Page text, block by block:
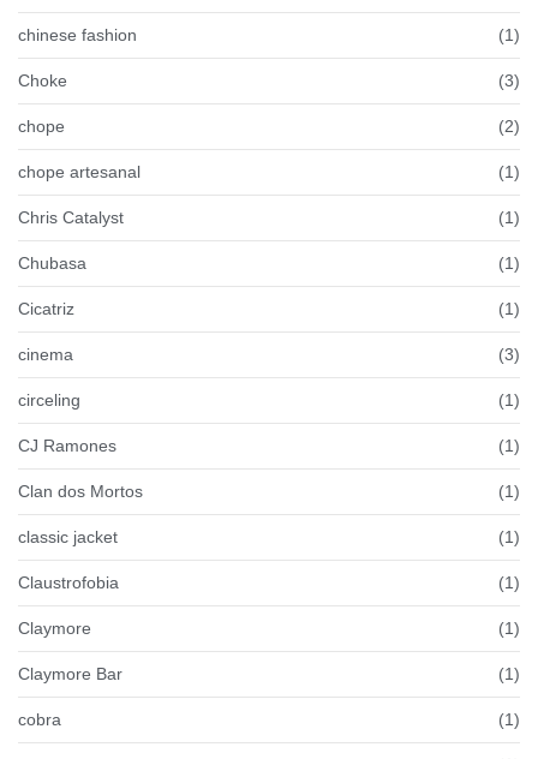
chinese fashion (1)
Choke (3)
chope (2)
chope artesanal (1)
Chris Catalyst (1)
Chubasa (1)
Cicatriz (1)
cinema (3)
circeling (1)
CJ Ramones (1)
Clan dos Mortos (1)
classic jacket (1)
Claustrofobia (1)
Claymore (1)
Claymore Bar (1)
cobra (1)